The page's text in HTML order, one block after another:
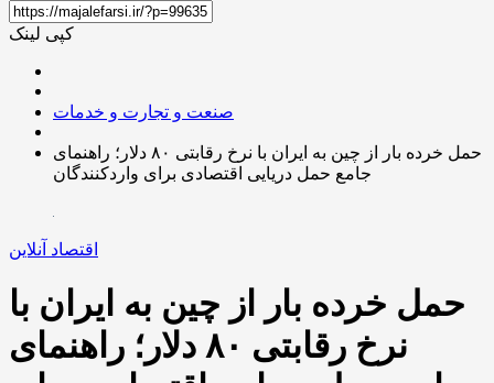
کپی لینک
صنعت و تجارت و خدمات
حمل خرده بار از چین به ایران با نرخ رقابتی ۸۰ دلار؛ راهنمای
جامع حمل دریایی اقتصادی برای واردکنندگان
اقتصاد آنلاین
حمل خرده بار از چین به ایران با
نرخ رقابتی ۸۰ دلار؛ راهنمای